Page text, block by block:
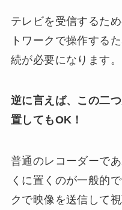
テレビを受信するため
トワークで操作する
続が必要になります。
逆に言えば、この二
置してもOK！
普通のレコーダーで
くに置くのが一般的
クで映像を送信して